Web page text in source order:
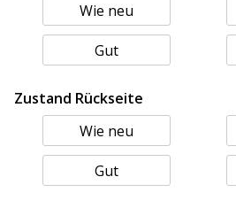
Wie neu
Gut
Zustand Rückseite
Wie neu
Gut